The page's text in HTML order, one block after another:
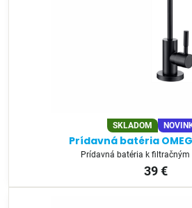
SKLADOM
Prídavná batéria
Prídavná batéria k filtračným
39 €